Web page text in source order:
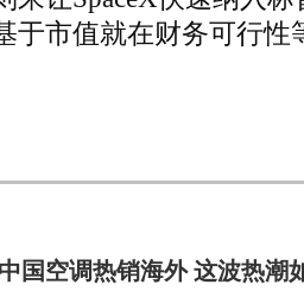
于市值就在财务可行性
中国空调热销海外 这波热潮